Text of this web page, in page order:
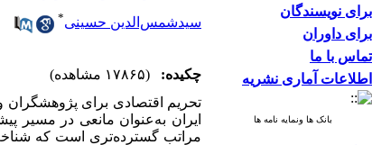
برای نویسندگان
برای داوران
تماس با ما
اطلاعات آماری نشریه
بانک ها ونمایه نامه ها
سیدشمس‌الدین حسینی*
چکیده:
(۱۷۸۶۵ مشاهده)
تحریم اقتصادی برای پژوهشگران
ایران به‌عنوان مانعی در مسیر
مراتب گسترده‌تری است که شناخت